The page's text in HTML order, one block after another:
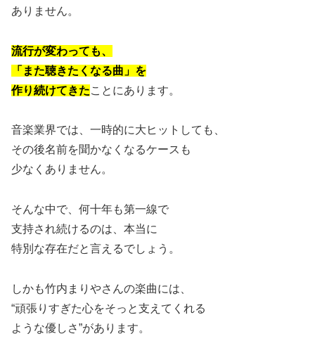
ありません。
流行が変わっても、
「また聴きたくなる曲」を
作り続けてきたことにあります。
音楽業界では、一時的に大ヒットしても、
その後名前を聞かなくなるケースも
少なくありません。
そんな中で、何十年も第一線で
支持され続けるのは、本当に
特別な存在だと言えるでしょう。
しかも竹内まりやさんの楽曲には、
“頑張りすぎた心をそっと支えてくれる
ような優しさ”があります。